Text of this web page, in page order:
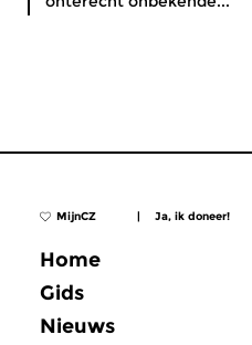
MijnCZ | Ja, ik doneer!
Home
Gids
Nieuws